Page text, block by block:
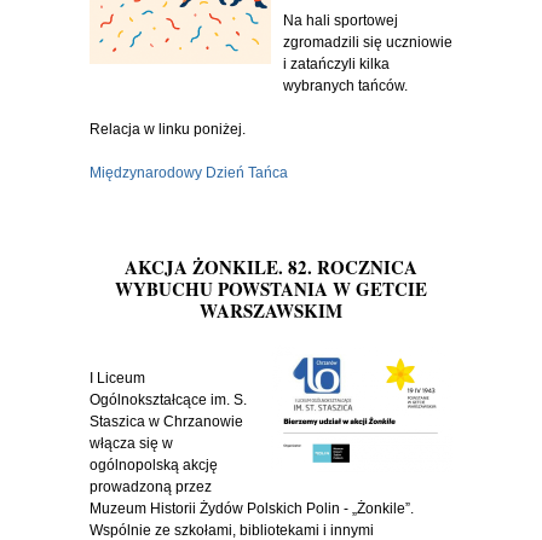
Na hali sportowej
zgromadzili się uczniowie
i zatańczyli kilka
wybranych tańców.
Relacja w linku poniżej.
Międzynarodowy Dzień Tańca
AKCJA ŻONKILE. 82. ROCZNICA
WYBUCHU POWSTANIA W GETCIE
WARSZAWSKIM
I Liceum
Ogólnokształcące im. S.
Staszica w Chrzanowie
włącza się w
ogólnopolską akcję
prowadzoną przez
Muzeum Historii Żydów Polskich Polin - „Żonkile”.
Wspólnie ze szkołami, bibliotekami i innymi